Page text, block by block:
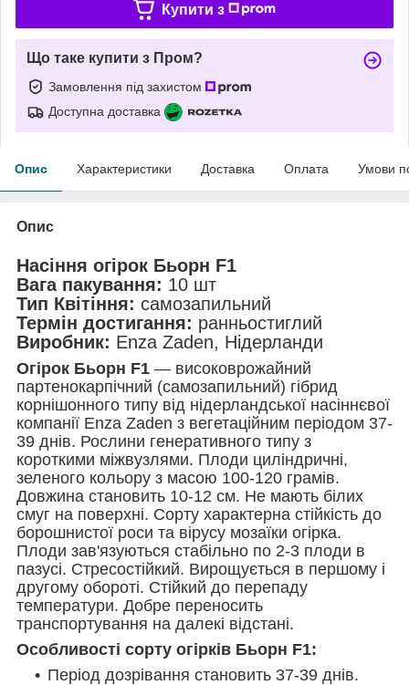
Купити з
Що таке купити з Пром?
Замовлення під захистом
Доступна доставка
Опис Характеристики Доставка Оплата Умови
Опис
Насіння огірок Бьорн F1
Вага пакування: 10 шт
Тип Квітіння: самозапильний
Термін достигання: ранньостиглий
Виробник: Enza Zaden, Нідерланди
Огірок Бьорн F1 — високоврожайний
партенокарпічний (самозапильний) гібрид
корнішонного типу від нідерландської насіннєвої
компанії Enza Zaden з вегетаційним періодом 37-
39 днів. Рослини генеративного типу з
короткими міжвузлями. Плоди циліндричні,
зеленого кольору з масою 100-120 грамів.
Довжина становить 10-12 см. Не мають білих
смуг на поверхні. Сорту характерна стійкість до
борошнистої роси та вірусу мозаїки огірка.
Плоди зав'язуються стабільно по 2-3 плоди в
пазусі. Стресостійкий. Вирощується в першому і
другому обороті. Стійкий до перепаду
температури. Добре переносить
транспортування на далекі відстані.
Особливості сорту огірків Бьорн F1:
Період дозрівання становить 37-39 днів.